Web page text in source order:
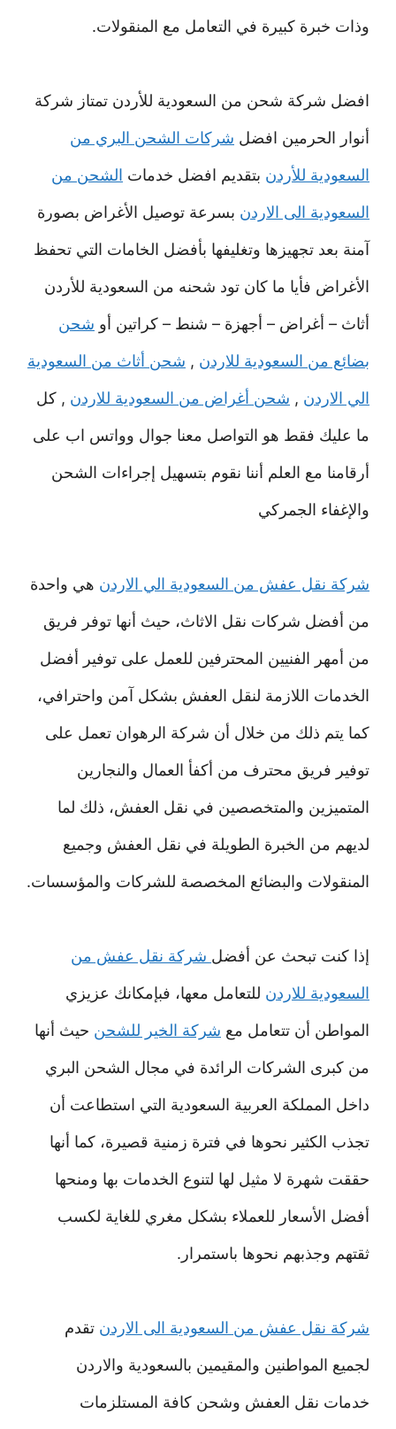
وذات خبرة كبيرة في التعامل مع المنقولات.
افضل شركة شحن من السعودية للأردن تمتاز شركة
أنوار الحرمين افضل شركات الشحن البري من
السعودية للأردن بتقديم افضل خدمات الشحن من
السعودية الى الاردن بسرعة توصيل الأغراض بصورة
آمنة بعد تجهيزها وتغليفها بأفضل الخامات التي تحفظ
الأغراض فأيا ما كان تود شحنه من السعودية للأردن
أثاث – أغراض – أجهزة – شنط – كراتين أو شحن
بضائع من السعودية للاردن , شحن أثاث من السعودية
الي الاردن , شحن أغراض من السعودية للاردن , كل
ما عليك فقط هو التواصل معنا جوال وواتس اب على
أرقامنا مع العلم أننا نقوم بتسهيل إجراءات الشحن
والإغفاء الجمركي
شركة نقل عفش من السعودية الي الاردن هي واحدة
من أفضل شركات نقل الاثاث، حيث أنها توفر فريق
من أمهر الفنيين المحترفين للعمل على توفير أفضل
الخدمات اللازمة لنقل العفش بشكل آمن واحترافي،
كما يتم ذلك من خلال أن شركة الرهوان تعمل على
توفير فريق محترف من أكفأ العمال والنجارين
المتميزين والمتخصصين في نقل العفش، ذلك لما
لديهم من الخبرة الطويلة في نقل العفش وجميع
المنقولات والبضائع المخصصة للشركات والمؤسسات.
إذا كنت تبحث عن أفضل شركة نقل عفش من
السعودية للاردن للتعامل معها، فبإمكانك عزيزي
المواطن أن تتعامل مع شركة الخير للشحن حيث أنها
من كبرى الشركات الرائدة في مجال الشحن البري
داخل المملكة العربية السعودية التي استطاعت أن
تجذب الكثير نحوها في فترة زمنية قصيرة، كما أنها
حققت شهرة لا مثيل لها لتنوع الخدمات بها ومنحها
أفضل الأسعار للعملاء بشكل مغري للغاية لكسب
ثقتهم وجذبهم نحوها باستمرار.
شركة نقل عفش من السعودية الى الاردن تقدم
لجميع المواطنين والمقيمين بالسعودية والاردن
خدمات نقل العفش وشحن كافة المستلزمات